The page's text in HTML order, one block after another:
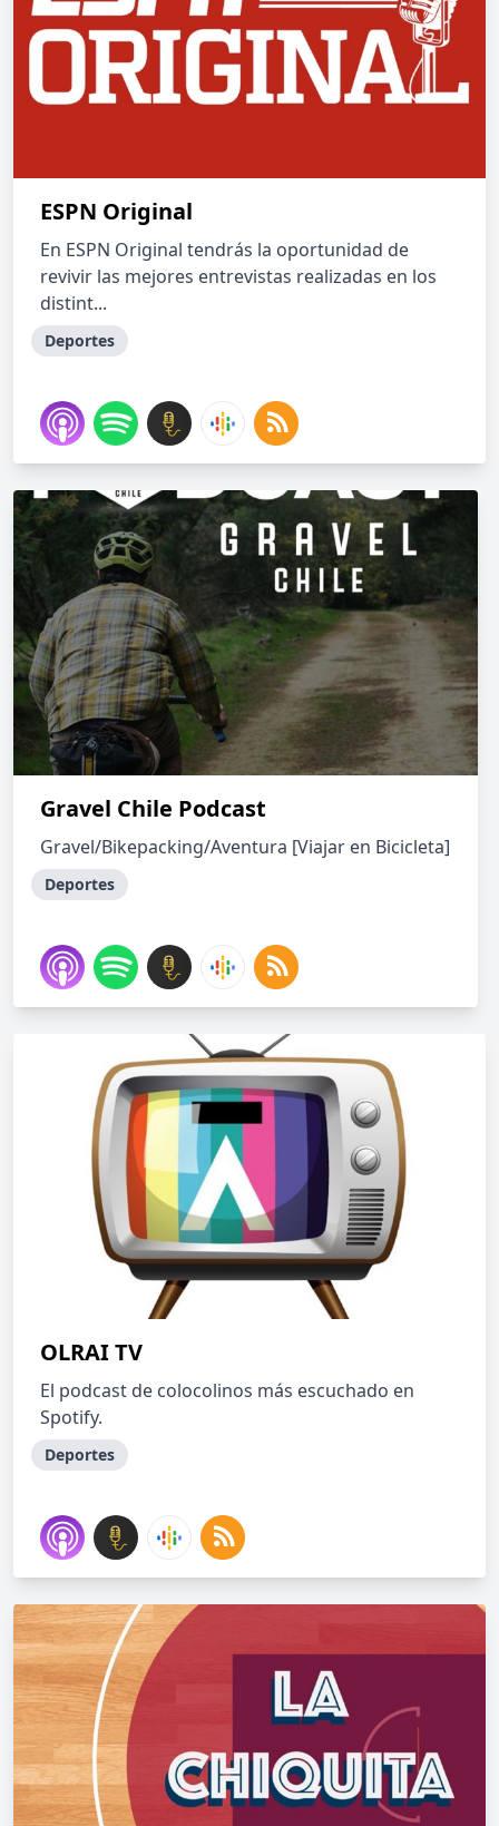
ESPN Original
En ESPN Original tendrás la oportunidad de
revivir las mejores entrevistas realizadas en los
distint...
Deportes
Gravel Chile Podcast
Gravel/Bikepacking/Aventura [Viajar en Bicicleta]
Deportes
OLRAI TV
El podcast de colocolinos más escuchado en
Spotify.
Deportes